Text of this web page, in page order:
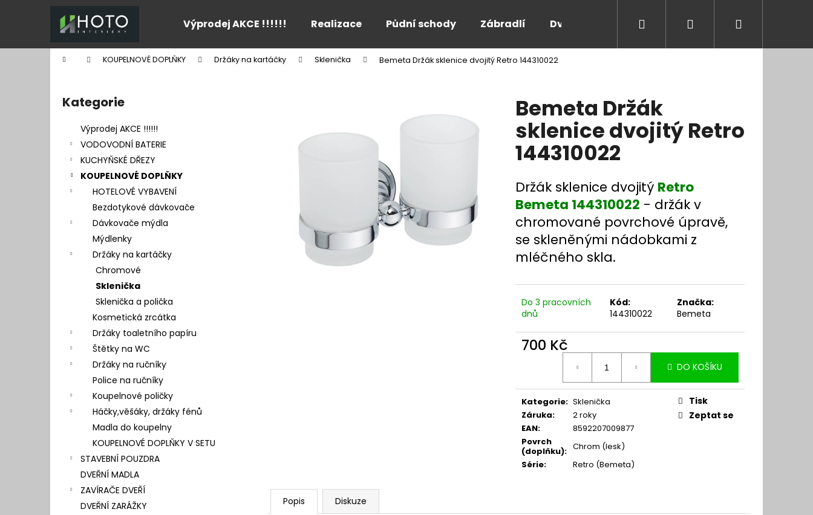
Výprodej AKCE !!!!!! Realizace Půdní schody Zábradlí Dveře a zárubně Kontakt Blog
Přihlášení
Domů KOUPELNOVÉ DOPLŇKY Držáky na kartáčky Sklenička Bemeta Držák sklenice dvojitý Retro 144310022
Přeskočit
kategorie
Kategorie
Výprodej AKCE !!!!!!
VODOVODNÍ BATERIE
KUCHYŇSKÉ DŘEZY
KOUPELNOVÉ DOPLŇKY
HOTELOVÉ VYBAVENÍ
Bezdotykové dávkovače
Dávkovače mýdla
Mýdlenky
Držáky na kartáčky
Chromové
Sklenička
Sklenička a polička
Kosmetická zrcátka
Držáky toaletního papíru
Štětky na WC
Držáky na ručníky
Police na ručníky
Koupelnové poličky
Háčky,věšáky, držáky fénů
Madla do koupelny
KOUPELNOVÉ DOPLŇKY V SETU
STAVEBNÍ POUZDRA
DVEŘNÍ MADLA
ZAVÍRAČE DVEŘÍ
DVEŘNÍ ZARÁŽKY
Bemeta Držák
sklenice dvojitý Retro
144310022
Držák sklenice dvojitý Retro
Bemeta 144310022 - držák v
chromované povrchové úpravě,
se skleněnými nádobkami z
mléčného skla.
Do 3 pracovních
dnů
Kód:
144310022
Značka:
Bemeta
700 Kč
DO KOŠÍKU
Kategorie: Sklenička
Záruka:
2 roky
EAN:
8592207009877
Povrch
(doplňku): Chrom (lesk)
Série: Retro (Bemeta)
Tisk
Zeptat se
Popis Diskuze
í
Zpět
do
Zpět
do
Co potřebujete najít?
HLEDAT
Doporučujeme